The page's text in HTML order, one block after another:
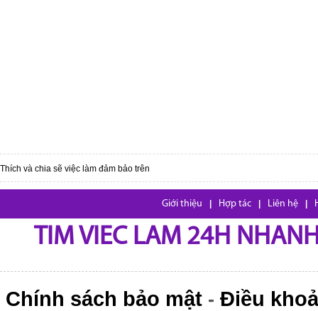
Thích và chia sẽ việc làm đảm bảo trên
Giới thiệu Hợp tác Liên hệ
TIM VIEC LAM 24H
Chính sách bảo mật - Điều